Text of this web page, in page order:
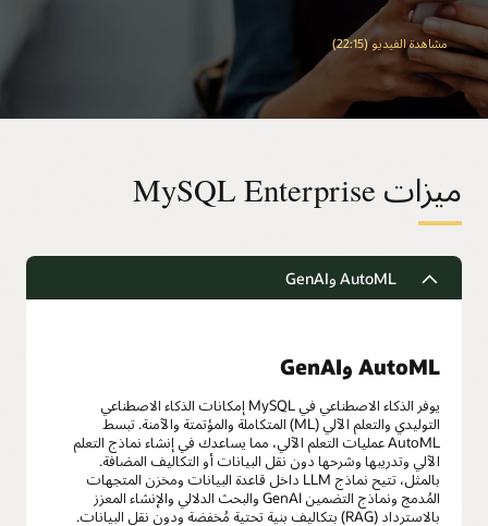
مشاهدة الفيديو (22:15)
ميزات MySQL Enterprise
AutoML وGenAI
AutoML وGenAI
يوفر الذكاء الاصطناعي في MySQL إمكانات الذكاء الاصطناعي
التوليدي والتعلم الآلي (ML) المتكاملة والمؤتمتة والآمنة. تبسط
AutoML عمليات التعلم الآلي، مما يساعدك في إنشاء نماذج التعلم
الآلي وتدريبها وشرحها دون نقل البيانات أو التكاليف المضافة.
بالمثل، تتيح نماذج LLM داخل قاعدة البيانات ومخزن المتجهات
المُدمج ونماذج التضمين GenAI والبحث الدلالي والإنشاء المعزز
بالاسترداد (RAG) بتكاليف بنية تحتية مُخفضة ودون نقل البيانات.